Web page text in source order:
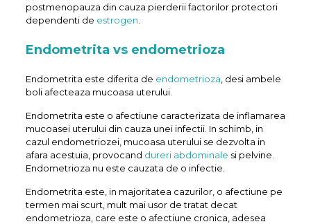
postmenopauza din cauza pierderii factorilor protectori
dependenti de estrogen
Endometrita vs endometrioza
Endometrita este diferita de endometrioza , desi ambele
boli afecteaza mucoasa uterului.
Endometrita este o afectiune caracterizata de inflamarea
mucoasei uterului din cauza unei infectii. In schimb, in
cazul endometriozei, mucoasa uterului se dezvolta in
afara acestuia, provocand dureri abdominale si pelvine.
Endometrioza nu este cauzata de o infectie.
Endometrita este, in majoritatea cazurilor, o afectiune pe
termen mai scurt, mult mai usor de tratat decat
endometrioza, care este o afectiune cronica, adesea